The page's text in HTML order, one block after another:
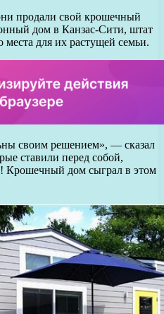
продали свой крошечный
дом в Канзас-Сити, штат
для их растущей семьи.
своим решением», — сказал
ставили перед собой,
Крошечный дом сыграл в этом